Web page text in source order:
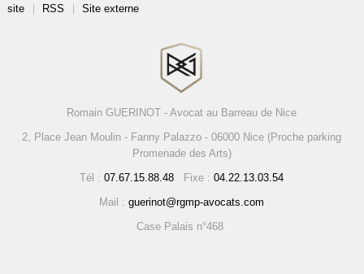
site
RSS Site externe
Romain GUERINOT - Avocat au Barreau de Nice
2, Place Jean Moulin - Fanny Palazzo - 06000 Nice (Proche parking
Promenade des Arts)
Tél :07.67.15.88.48 Fixe :04.22.13.03.54
Mail :guerinot@rgmp-avocats.com
Case Palais n°468